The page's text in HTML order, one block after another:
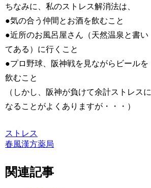
ちなみに、私のストレス解消法は、
●気の合う仲間とお酒を飲むこと
●近所のお風呂屋さん（天然温泉と書い
てある）に行くこと
●プロ野球、阪神戦を見ながらビールを
飲むこと
（しかし、阪神が負けて余計ストレスに
なることがよくありますが・・・）
ストレス
春風漢方薬局
関連記事